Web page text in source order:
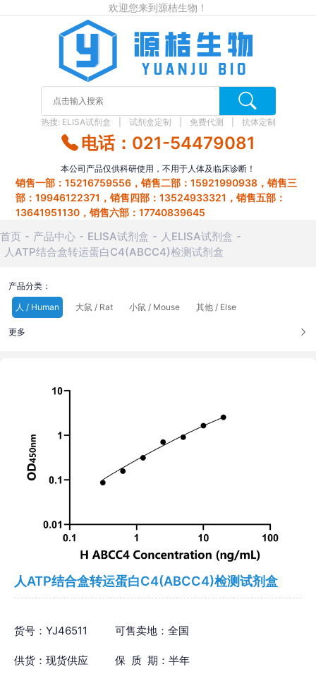
欢迎您来到源桔生物！
热搜: ELISA试剂盒 试剂盒定制 免费代测 抗体定制
电话：021-54479081
本公司产品仅供科研使用，不用于人体及临床诊断！
销售一部：15216759556，销售二部：15921990938，销售三
部：19946122371，销售四部：13524933321，销售五部：
13641951130，销售六部：17740839645
首页 产品中心 ELISA试剂盒
人ELISA试剂盒
人ATP结合盒转运蛋白C4(ABCC4)检测试剂盒
产品分类：
人 / Human
大鼠 / Rat 小鼠 / Mouse 其他 / Else
更多
人ATP结合盒转运蛋白C4(ABCC4)检测试剂盒
货号：YJ46511 可售卖地：全国
供货：现货供应 保 质 期：半年